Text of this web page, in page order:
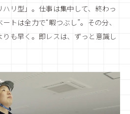
リ型」。仕事は集中して、終わっ
トは全力で“暇つぶし”。その分、
も早く。即レスは、ずっと意識し